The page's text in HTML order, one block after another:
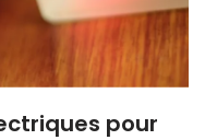
pour